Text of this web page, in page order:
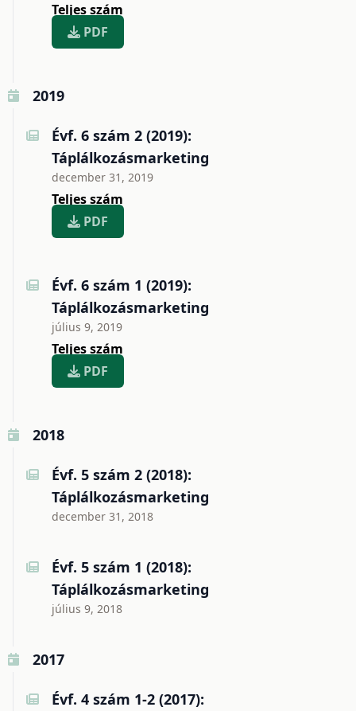
Teljes szám
PDF
2019
Évf. 6 szám 2 (2019):
Táplálkozásmarketing
december 31, 2019
Teljes szám
PDF
Évf. 6 szám 1 (2019):
Táplálkozásmarketing
július 9, 2019
Teljes szám
PDF
2018
Évf. 5 szám 2 (2018):
Táplálkozásmarketing
december 31, 2018
Évf. 5 szám 1 (2018):
Táplálkozásmarketing
július 9, 2018
2017
Évf. 4 szám 1-2 (2017):